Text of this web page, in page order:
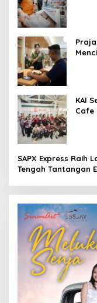
KAI
Cafe
SAPX Express Raih
Tengah Tantangan